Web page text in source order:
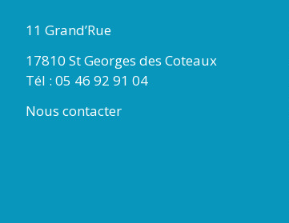
11 Grand’Rue
17810 St Georges des Coteaux
Tél : 05 46 92 91 04
Nous contacter